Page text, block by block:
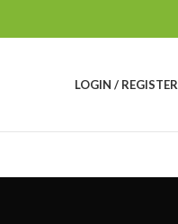
LOGIN / REGISTER